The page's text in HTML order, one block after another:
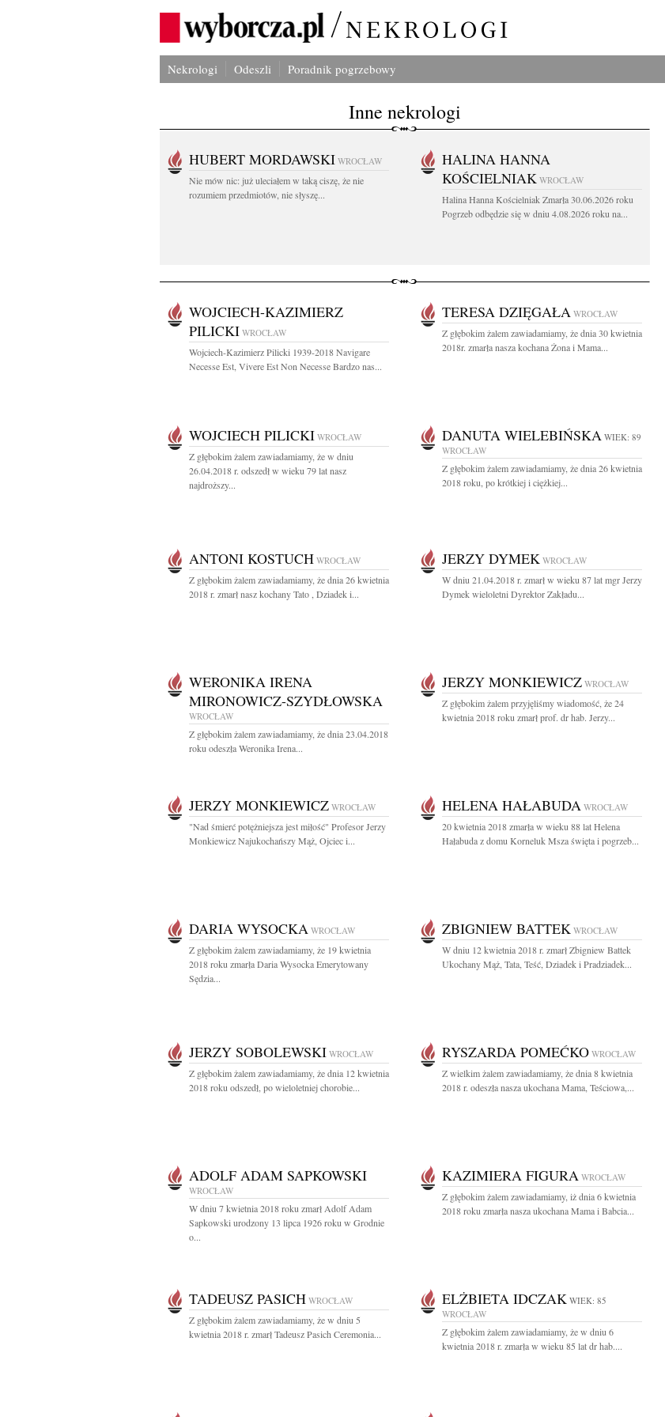
Nekrologi Odeszli Poradnik pogrzebowy
Inne nekrologi
HUBERT MORDAWSKI WROCŁAW
Nie mów nic: już uleciałem w taką ciszę, że nie
rozumiem przedmiotów, nie słyszę...
HALINA HANNA
KOŚCIELNIAK WROCŁAW
Halina Hanna Kościelniak Zmarła 30.06.2026 roku
Pogrzeb odbędzie się w dniu 4.08.2026 roku na...
WOJCIECH-KAZIMIERZ
PILICKI WROCŁAW
Wojciech-Kazimierz Pilicki 1939-2018 Navigare
Necesse Est, Vivere Est Non Necesse Bardzo nas...
TERESA DZIĘGAŁA WROCŁAW
Z głębokim żalem zawiadamiamy, że dnia 30 kwietnia
2018r. zmarła nasza kochana Żona i Mama...
WOJCIECH PILICKI WROCŁAW
Z głębokim żalem zawiadamiamy, że w dniu
26.04.2018 r. odszedł w wieku 79 lat nasz
najdroższy...
DANUTA WIELEBIŃSKA WIEK: 89
WROCŁAW
Z głębokim żalem zawiadamiamy, że dnia 26 kwietnia
2018 roku, po krótkiej i ciężkiej...
ANTONI KOSTUCH WROCŁAW
Z głębokim żalem zawiadamiamy, że dnia 26 kwietnia
2018 r. zmarł nasz kochany Tato , Dziadek i...
JERZY DYMEK WROCŁAW
W dniu 21.04.2018 r. zmarł w wieku 87 lat mgr Jerzy
Dymek wieloletni Dyrektor Zakładu...
WERONIKA IRENA
MIRONOWICZ-SZYDŁOWSKA
WROCŁAW
Z głębokim żalem zawiadamiamy, że dnia 23.04.2018
roku odeszła Weronika Irena...
JERZY MONKIEWICZ WROCŁAW
Z głębokim żalem przyjęliśmy wiadomość, że 24
kwietnia 2018 roku zmarł prof. dr hab. Jerzy...
JERZY MONKIEWICZ WROCŁAW
"Nad śmierć potężniejsza jest miłość" Profesor Jerzy
Monkiewicz Najukochańszy Mąż, Ojciec i...
HELENA HAŁABUDA WROCŁAW
20 kwietnia 2018 zmarła w wieku 88 lat Helena
Hałabuda z domu Korneluk Msza święta i pogrzeb...
DARIA WYSOCKA WROCŁAW
Z głębokim żalem zawiadamiamy, że 19 kwietnia
2018 roku zmarła Daria Wysocka Emerytowany
Sędzia...
ZBIGNIEW BATTEK WROCŁAW
W dniu 12 kwietnia 2018 r. zmarł Zbigniew Battek
Ukochany Mąż, Tata, Teść, Dziadek i Pradziadek...
JERZY SOBOLEWSKI WROCŁAW
Z głębokim żalem zawiadamiamy, że dnia 12 kwietnia
2018 roku odszedł, po wieloletniej chorobie...
RYSZARDA POMEĆKO WROCŁAW
Z wielkim żalem zawiadamiamy, że dnia 8 kwietnia
2018 r. odeszła nasza ukochana Mama, Teściowa,...
ADOLF ADAM SAPKOWSKI
WROCŁAW
W dniu 7 kwietnia 2018 roku zmarł Adolf Adam
Sapkowski urodzony 13 lipca 1926 roku w Grodnie
o...
KAZIMIERA FIGURA WROCŁAW
Z głębokim żalem zawiadamiamy, iż dnia 6 kwietnia
2018 roku zmarła nasza ukochana Mama i Babcia...
TADEUSZ PASICH WROCŁAW
Z głębokim żalem zawiadamiamy, że w dniu 5
kwietnia 2018 r. zmarł Tadeusz Pasich Ceremonia...
ELŻBIETA IDCZAK WIEK: 85
WROCŁAW
Z głębokim żalem zawiadamiamy, że w dniu 6
kwietnia 2018 r. zmarła w wieku 85 lat dr hab....